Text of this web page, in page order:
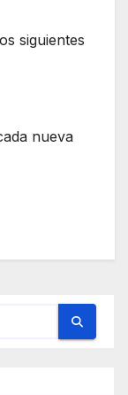
siguientes
nueva